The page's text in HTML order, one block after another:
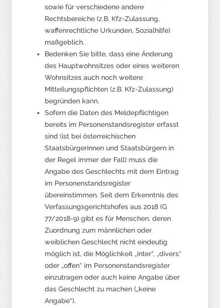
sowie für verschiedene andere
Rechtsbereiche (z.B. Kfz-Zulassung,
waffenrechtliche Urkunden, Sozialhilfe)
maßgeblich.
Bedenken Sie bitte, dass eine Änderung
des Hauptwohnsitzes oder eines weiteren
Wohnsitzes auch noch weitere
Mitteilungspflichten (z.B. Kfz-Zulassung)
begründen kann.
Sofern die Daten des Meldepflichtigen
bereits im Personenstandsregister erfasst
sind (ist bei österreichischen
Staatsbürgerinnen und Staatsbürgern in
der Regel immer der Fall) muss die
Angabe des Geschlechts mit dem Eintrag
im Personenstandsregister
übereinstimmen. Seit dem Erkenntnis des
Verfassungsgerichtshofes aus 2018 (G
77/2018-9) gibt es für Menschen, deren
Zuordnung zum männlichen oder
weiblichen Geschlecht nicht eindeutig
möglich ist, die Möglichkeit „inter“, „divers“
oder „offen“ im Personenstandsregister
einzutragen oder auch keine Angabe über
das Geschlecht zu machen („keine
Angabe“).